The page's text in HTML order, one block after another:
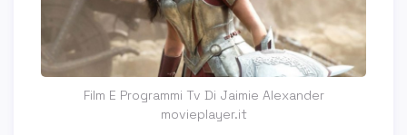
Film E Programmi Tv Di Jaimie Alexander
movieplayer.it